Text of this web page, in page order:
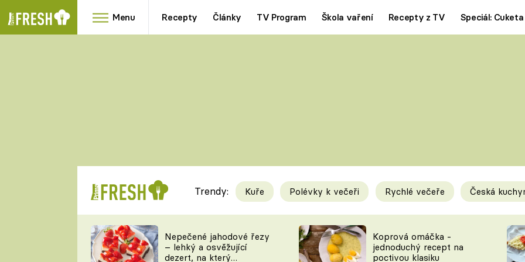
Menu Recepty Články TV Program Škola vaření Recepty z TV Speciál: Cuketa
RYCHLOVKY
Videorecepty
TEĎ VAŘÍ ŠÉF!
Tipy a triky
KAM ZA JÍDLEM
Trendy: Kuře Polévky k večeři Rychlé večeře Česká
Nepečené jahodové řezy
– lehký a osvěžující
dezert, na který
Koprová omáčka -
jednoduchý recept na
poctivou klasiku